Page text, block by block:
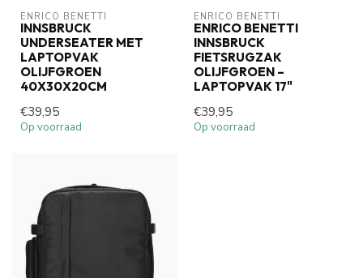
ENRICO BENETTI
INNSBRUCK
UNDERSEATER MET
LAPTOPVAK
OLIJFGROEN
40X30X20CM
€39,95
Op voorraad
ENRICO BENETTI
ENRICO BENETTI
INNSBRUCK
FIETSRUGZAK
OLIJFGROEN –
LAPTOPVAK 17"
€39,95
Op voorraad